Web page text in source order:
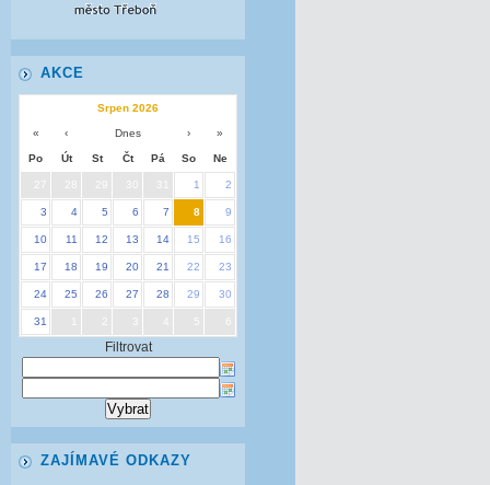
AKCE
Srpen 2026
« ‹ Dnes › »
Po Út St Čt Pá So Ne
27 29 30 31 1 2
3 4 5 6 7 8 9
10 11 12 13 14 15 16
17 18 19 20 21 22 23
24 25 26 27 28 29 30
31 3 5
Filtrovat
ZAJÍMAVÉ ODKAZY